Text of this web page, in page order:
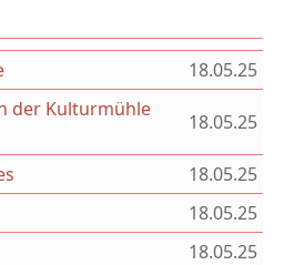
18.05.25
der Kulturmühle
18.05.25
18.05.25
18.05.25
18.05.25